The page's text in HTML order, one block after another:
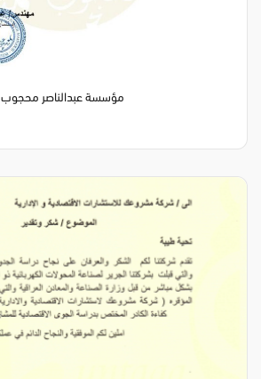
مؤسسة عبدالناصر محجوب